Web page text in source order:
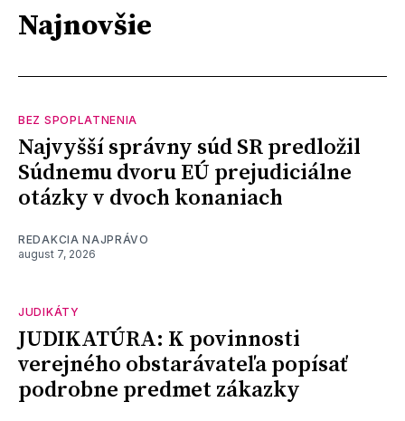
Najnovšie
BEZ SPOPLATNENIA
Najvyšší správny súd SR predložil
Súdnemu dvoru EÚ prejudiciálne
otázky v dvoch konaniach
REDAKCIA NAJPRÁVO
august 7, 2026
JUDIKÁTY
JUDIKATÚRA: K povinnosti
verejného obstarávateľa popísať
podrobne predmet zákazky